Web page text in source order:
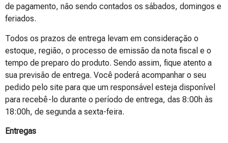
de pagamento, não sendo contados os sábados, domingos e
feriados.
Todos os prazos de entrega levam em consideração o
estoque, região, o processo de emissão da nota fiscal e o
tempo de preparo do produto. Sendo assim, fique atento a
sua previsão de entrega. Você poderá acompanhar o seu
pedido pelo site para que um responsável esteja disponível
para recebê-lo durante o período de entrega, das 8:00h às
18:00h, de segunda a sexta-feira.
Entregas